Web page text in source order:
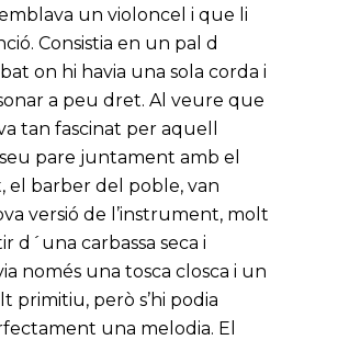
un violoncel i que li
Consistia en un pal d
on hi havia una sola corda i
a peu dret. Al veure que
tan fascinat per aquell
pare juntament amb el
el barber del poble, van
versió de l’instrument, molt
d´una carbassa seca i
només una tosca closca i un
primitiu, però s’hi podia
una melodia. El